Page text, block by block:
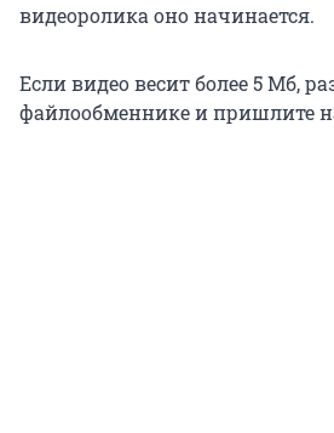
видеоролика оно начинается.
Если видео весит более 5 Мб,
файлообменнике и пришлите